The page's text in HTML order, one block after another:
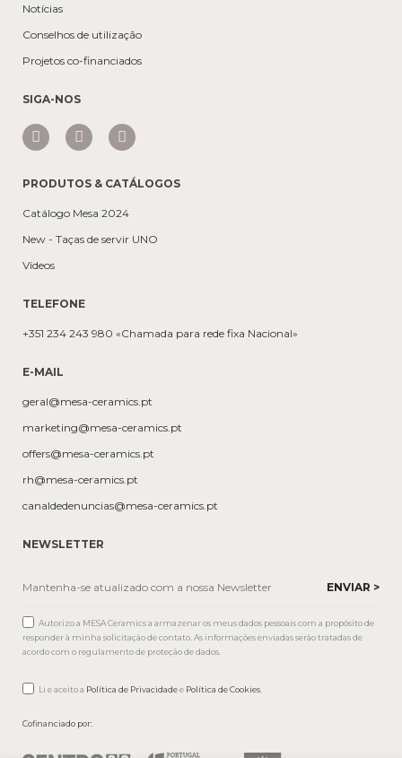
Notícias
Conselhos de utilização
Projetos co-financiados
SIGA-NOS
PRODUTOS & CATÁLOGOS
Catálogo Mesa 2024
New - Taças de servir UNO
Vídeos
TELEFONE
+351 234 243 980 «Chamada para rede fixa Nacional»
E-MAIL
geral@mesa-ceramics.pt
marketing@mesa-ceramics.pt
offers@mesa-ceramics.pt
rh@mesa-ceramics.pt
canaldedenuncias@mesa-ceramics.pt
NEWSLETTER
Autorizo a MESA Ceramics a armazenar os meus dados pessoais com a propósito de
responder à minha solicitação de contato. As informações enviadas serão tratadas de
acordo com o regulamento de proteção de dados.
Li e aceito a Política de Privacidadee Política de Cookies
Cofinanciado por: